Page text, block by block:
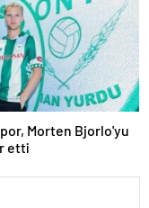
Morten Bjorlo'yu
etti